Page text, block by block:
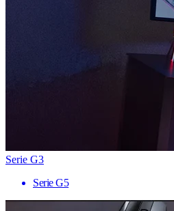
Serie G3
Serie G5